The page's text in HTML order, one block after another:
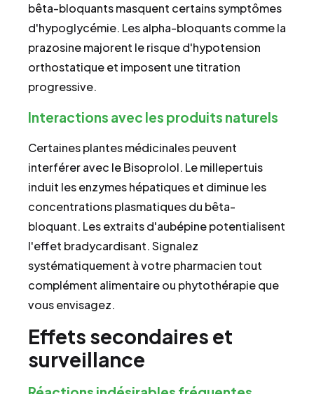
bêta-bloquants masquent certains symptômes
d'hypoglycémie. Les alpha-bloquants comme la
prazosine majorent le risque d'hypotension
orthostatique et imposent une titration
progressive.
Interactions avec les produits naturels
Certaines plantes médicinales peuvent
interférer avec le Bisoprolol. Le millepertuis
induit les enzymes hépatiques et diminue les
concentrations plasmatiques du bêta-
bloquant. Les extraits d'aubépine potentialisent
l'effet bradycardisant. Signalez
systématiquement à votre pharmacien tout
complément alimentaire ou phytothérapie que
vous envisagez.
Effets secondaires et
surveillance